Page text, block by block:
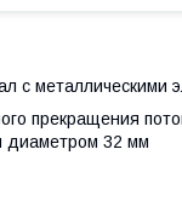
с металлическими
прекращения
диаметром 32 мм